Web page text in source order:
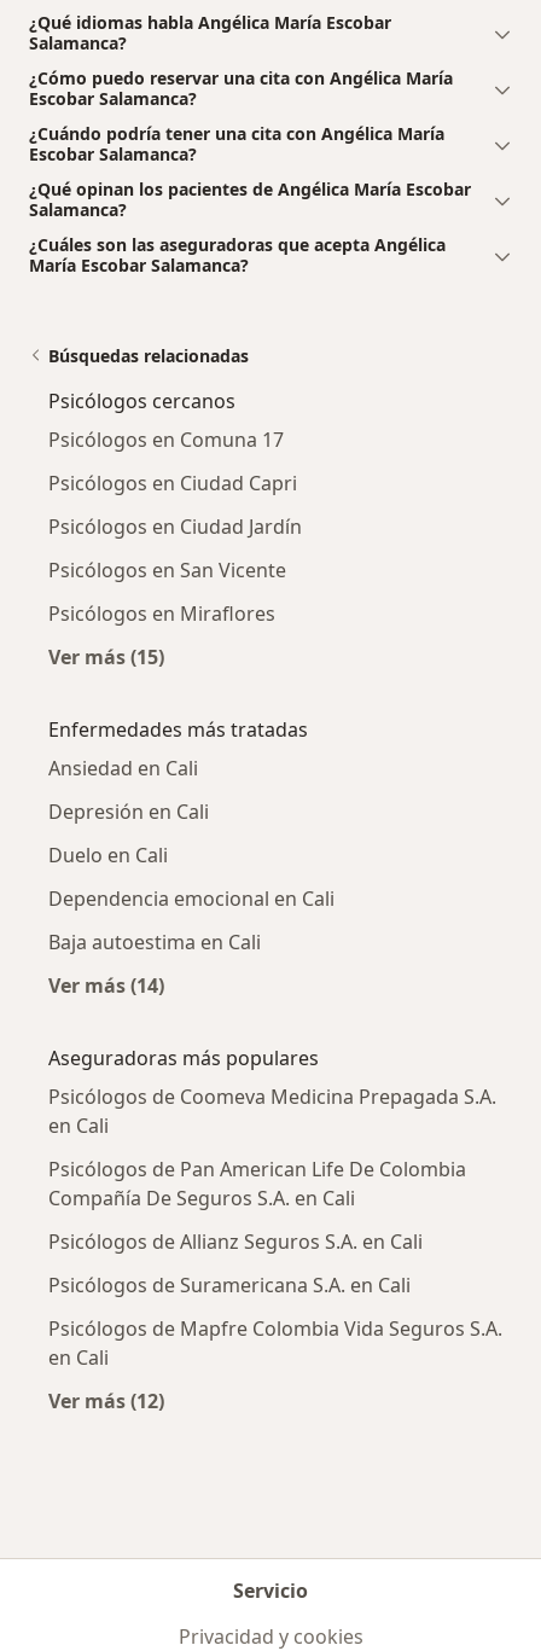
¿Qué idiomas habla Angélica María Escobar
Salamanca?
¿Cómo puedo reservar una cita con Angélica María
Escobar Salamanca?
¿Cuándo podría tener una cita con Angélica María
Escobar Salamanca?
¿Qué opinan los pacientes de Angélica María Escobar
Salamanca?
¿Cuáles son las aseguradoras que acepta Angélica
María Escobar Salamanca?
Búsquedas relacionadas
Psicólogos cercanos
Psicólogos en Comuna 17
Psicólogos en Ciudad Capri
Psicólogos en Ciudad Jardín
Psicólogos en San Vicente
Psicólogos en Miraflores
Ver más (15)
Enfermedades más tratadas
Ansiedad en Cali
Depresión en Cali
Duelo en Cali
Dependencia emocional en Cali
Baja autoestima en Cali
Ver más (14)
Aseguradoras más populares
Psicólogos de Coomeva Medicina Prepagada S.A.
en Cali
Psicólogos de Pan American Life De Colombia
Compañía De Seguros S.A. en Cali
Psicólogos de Allianz Seguros S.A. en Cali
Psicólogos de Suramericana S.A. en Cali
Psicólogos de Mapfre Colombia Vida Seguros S.A.
en Cali
Ver más (12)
Servicio
Privacidad y cookies